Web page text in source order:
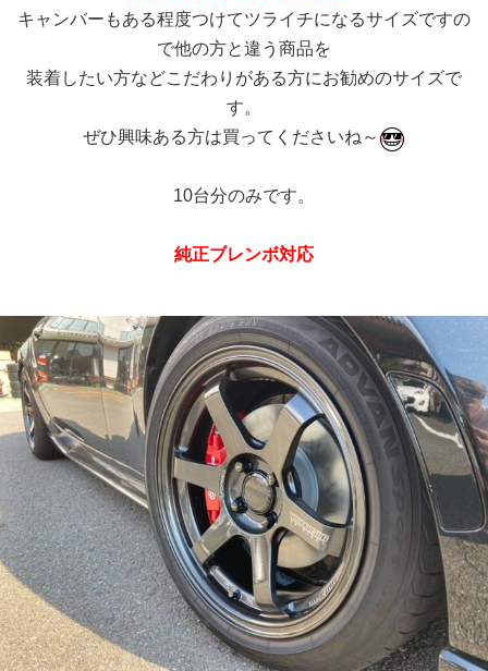
キャンバーもある程度つけてツライチになるサイズですの
で他の方と違う商品を
装着したい方などこだわりがある方にお勧めのサイズで
す。
ぜひ興味ある方は買ってくださいね～
10台分のみです。
純正ブレンボ対応